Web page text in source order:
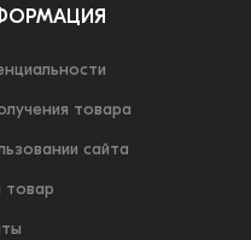
товара
сайта
товар